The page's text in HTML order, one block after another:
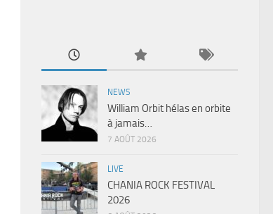
NEWS
William Orbit hélas en orbite
à jamais…
7 AOÛT 2026
LIVE
CHANIA ROCK FESTIVAL
2026